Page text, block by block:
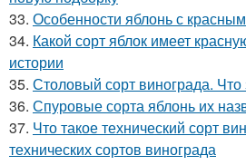
33. Особенности яблонь с
34. Какой сорт яблок имеет
истории
35. Столовый сорт винограда. Что
36. Спуровые сорта яблонь их
37. Что такое технический сорт
технических сортов винограда